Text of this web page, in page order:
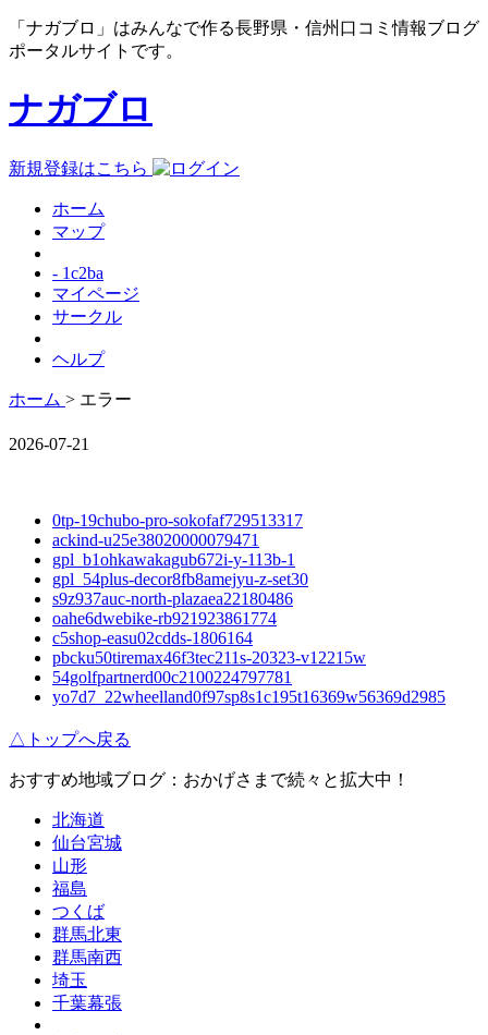
「ナガブロ」はみんなで作る長野県・信州口コミ情報ブログ
ポータルサイトです。
ナガブロ
新規登録はこちら
ホーム
マップ
- 1c2ba
マイページ
サークル
ヘルプ
ホーム > エラー
2026-07-21
0tp-19chubo-pro-sokofaf729513317
ackind-u25e38020000079471
gpl_b1ohkawakagub672i-y-113b-1
gpl_54plus-decor8fb8amejyu-z-set30
s9z937auc-north-plazaea22180486
oahe6dwebike-rb921923861774
c5shop-easu02cdds-1806164
pbcku50tiremax46f3tec211s-20323-v12215w
54golfpartnerd00c2100224797781
yo7d7_22wheelland0f97sp8s1c195t16369w56369d2985
△トップへ戻る
おすすめ地域ブログ：おかげさまで続々と拡大中！
北海道
仙台宮城
山形
福島
つくば
群馬北東
群馬南西
埼玉
千葉幕張